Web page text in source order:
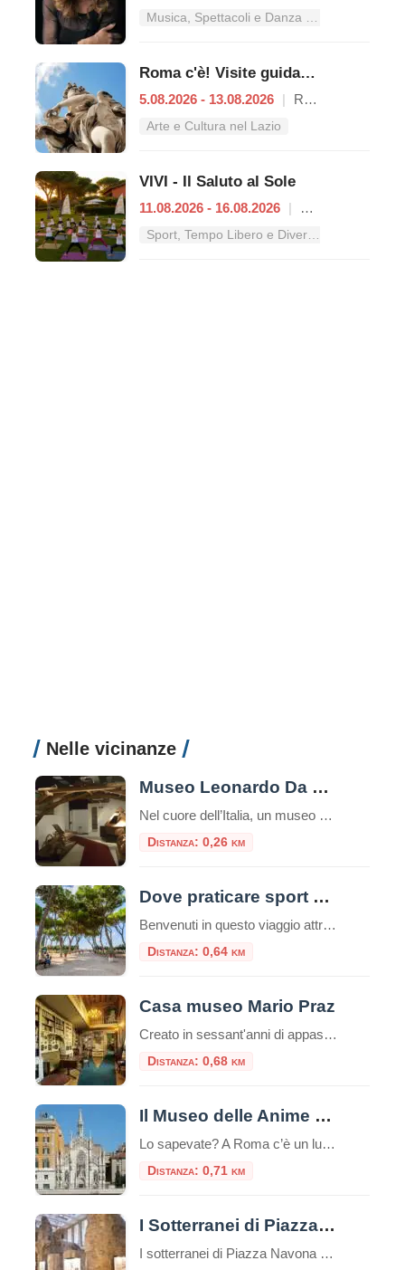
Musica, Spettacoli e Danza nel Lazio
Roma c'è! Visite guidate (anche per bambini) dal 5 al 13 agosto 2026
5.08.2026 - 13.08.2026 | Roma
Arte e Cultura nel Lazio
VIVI - Il Saluto al Sole
11.08.2026 - 16.08.2026 |
Sport, Tempo Libero e Divertimento nel Lazio
Nelle vicinanze
Museo Leonardo Da Vinci Experience
Nel cuore dell’Italia, un museo straordinario invita i visitatori a intraprendere un viaggio affascinante attraverso la mente di uno dei più grandi geni della storia: Leonardo da Vinci. Il Museo Leonardo Da Vinci Experience non è semplicemente un museo tradizionale, ma un’esperienza interattiva che permette di toccare con mano l’eredità del maestro del Rinascimento. Un […]
Distanza: 0,26 km
Dove praticare sport a Roma: consigli utili e attività da svolgere nella capitale
Benvenuti in questo viaggio attraverso le migliori opportunità per praticare sport nella vivace e storica città di Roma. La Capitale italiana non è solo un tesoro di arte, cultura e gastronomia, ma offre anche numerose possibilità per mantenere uno stile di vita attivo e sano, oltre che ecologico. Che siate residenti o turisti, appassionati di sport all’aria aperta o alla […]
Distanza: 0,64 km
Casa museo Mario Praz
Creato in sessant'anni di appassionato collezionismo da Mario Praz (Roma 1896-1982) anglista e critico di levatura internazionale, al Casa Museo Mario Praz si presenta come una dimora nobiliare del secolo XIX. Mario Praz - pescatore, scrittore e
Distanza: 0,68 km
Il Museo delle Anime del Purgatorio
Lo sapevate? A Roma c’è un luogo unico e inquietante: il Museo delle Anime del Purgatorio. Il museo delle anime del Purgatorio è un’esposizione di documenti e testimonianze allestita in un locale adiacente alla sacrestia della piccola chiesa neogotica del Sacro Cuore del Suffragio a Roma. Tali documenti proverebbero l’esistenza del Purgatorio. La chiesa del […]
Distanza: 0,71 km
I Sotterranei di Piazza Navona
I sotterranei di Piazza Navona sono un complesso di ambienti sotterranei situati sotto la famosa Piazza Navona di Roma, in Italia. Questi sotterranei sono noti come “Stadio di Domiziano” e rappresentano uno dei siti archeologici più importanti della città. Piazza Navona, la più bella piazza barocca di Roma, occupa la pista dell’antico “Stadio di Domiziano”, […]